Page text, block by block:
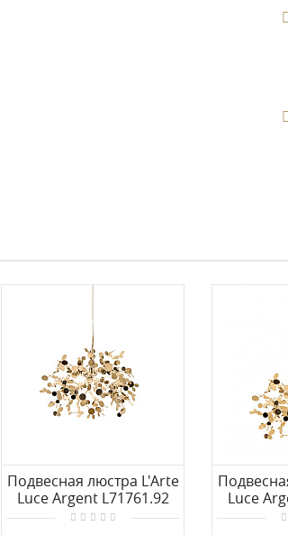
Подвесная люстра L'Arte
Luce Argent L71761.92
Luce